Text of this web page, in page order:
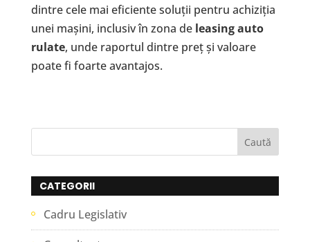
dintre cele mai eficiente soluții pentru achiziția
unei mașini, inclusiv în zona de leasing auto
rulate, unde raportul dintre preț și valoare
poate fi foarte avantajos.
CATEGORII
Cadru Legislativ